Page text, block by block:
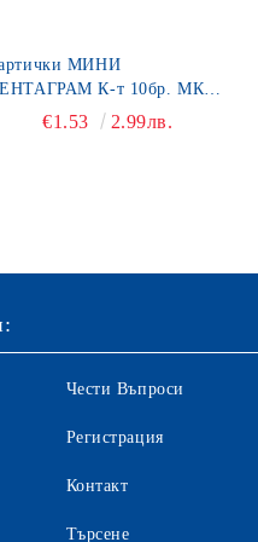
МИНИ
К-т 10бр. МК
€1.53 2.99лв.
Чести Въпроси
Регистрация
Контакт
Търсене